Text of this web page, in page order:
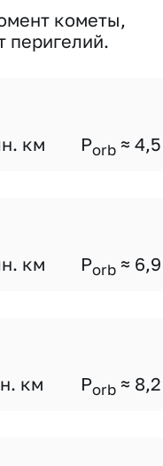
кометы,
перигелий.
км Porb ≈ 4,5
км Porb ≈ 6,9
км Porb ≈ 8,2